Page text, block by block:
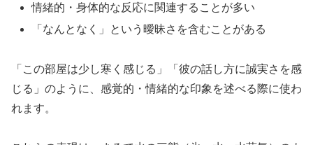
情緒的・身体的な反応に関連することが多い
「なんとなく」という曖昧さを含むことがある
「この部屋は少し寒く感じる」「彼の話し方に誠実さを感
じる」のように、感覚的・情緒的な印象を述べる際に使わ
れます。